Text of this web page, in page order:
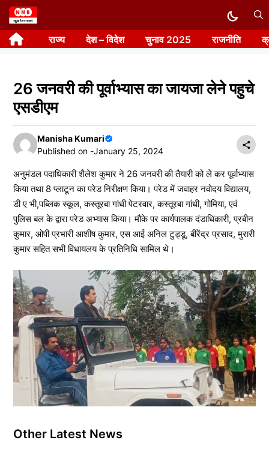
Skip
to
content राज्य देश – विदेश चुनाव 2025 राजनीति
26 जनवरी की पूर्वाभ्यास का जायजा लेने पहुचे
एसडीएम
Manisha Kumari
Published on -January 25, 2024
अनुमंडल पदाधिकारी शैलेश कुमार ने 26 जनवरी की तैयारी को ले कर पूर्वाभ्यास
किया तथा 8 प्लाटून का परेड निरीक्षण किया। परेड में जवाहर नवोदय विद्यालय,
डी ए भी,पब्लिक स्कूल, कस्तूरबा गांधी पेटरवार, कस्तूरबा गांधी, गोमिया, एवं
पुलिस बल के द्वारा परेड अभ्यास किया। मौके पर कार्यपालक दंडाधिकारी, प्रबीन
कुमार, ओपी प्रभारी आशीष कुमार, एस आई अनिल टुड्डू, बीरेंद्र प्रसाद, मुरारी
कुमार सहित सभी विधायलय के प्रतिनिधि सामिल थे।
Other Latest News